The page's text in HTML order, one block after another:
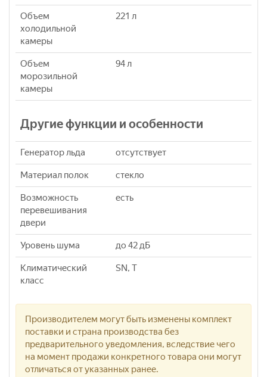
Объем
холодильной
камеры
221 л
Объем
морозильной
камеры
94 л
Другие функции и особенности
Генератор льда отсутствует
Материал полок стекло
Возможность
перевешивания
двери
есть
Уровень шума до 42 дБ
Климатический
класс
SN, T
Производителем могут быть изменены комплект
поставки и страна производства без
предварительного уведомления, вследствие чего
на момент продажи конкретного товара они могут
отличаться от указанных ранее.